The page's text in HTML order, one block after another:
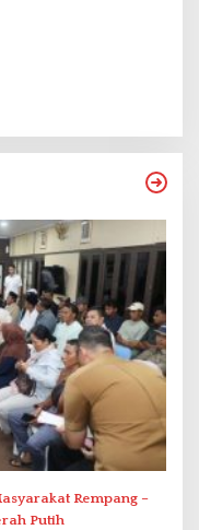
Rempang –
Putih